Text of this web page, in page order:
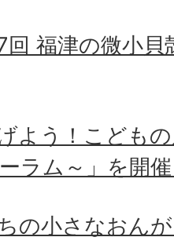
回 福津の微小
げよう！こども
ラム～」を開
ちの小さなおん